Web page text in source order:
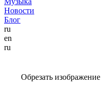
Новости
Блог
ru
en
ru
Обрезать изображение